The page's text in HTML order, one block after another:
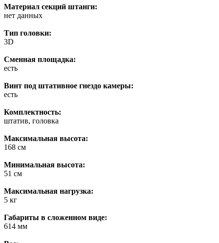
Материал секций штанги:
нет данных
Тип головки:
3D
Сменная площадка:
есть
Винт под штативное гнездо камеры:
есть
Комплектность:
штатив, головка
Максимальная высота:
168 см
Минимальная высота:
51 см
Максимальная нагрузка:
5 кг
Габариты в сложенном виде:
614 мм